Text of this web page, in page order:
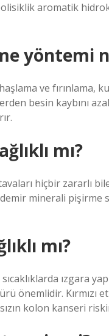
aromatik
yöntemi
ve fırınlama,
besin kaybını
mı?
hiçbir zararlı
minerali pişirme
mı?
sıcaklıklarda
önemlidir. Kırmızı
kolon kanseri